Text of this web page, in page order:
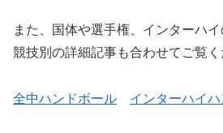
また、国体や選手権、インターハ
競技別の詳細記事も合わせてご覧く
全中ハンドボール インターハイ